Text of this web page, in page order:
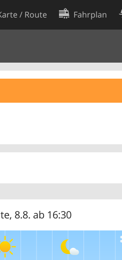
/ Route Fahrplan
8.8. ab 16:30
Cookie-
Entwickler